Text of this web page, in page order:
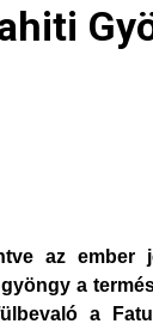
az ember
a
a